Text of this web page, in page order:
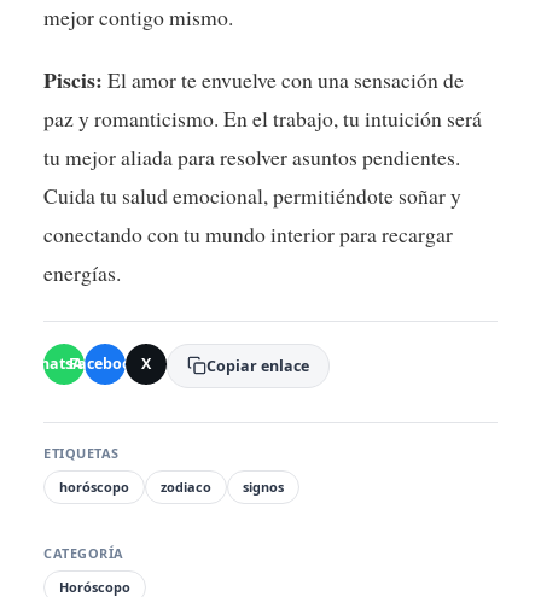
mejor contigo mismo.
Piscis: El amor te envuelve con una sensación de
paz y romanticismo. En el trabajo, tu intuición será
tu mejor aliada para resolver asuntos pendientes.
Cuida tu salud emocional, permitiéndote soñar y
conectando con tu mundo interior para recargar
energías.
WhatsApp
Facebook X Copiar enlace
ETIQUETAS
horóscopo
zodiaco signos
CATEGORÍA
Horóscopo